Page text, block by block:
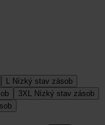
L Nízký stav zásob
3XL Nízký stav zásob